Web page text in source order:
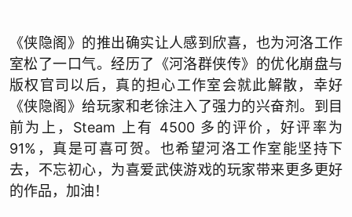
《侠隐阁》的推出确实让人感到欣喜，也为河洛工作
室松了一口气。经历了《河洛群侠传》的优化崩盘与
版权官司以后，真的担心工作室会就此解散，幸好
《侠隐阁》给玩家和老徐注入了强力的兴奋剂。到目
前为上，Steam 上有 4500 多的评价，好评率为
91%，真是可喜可贺。也希望河洛工作室能坚持下
去，不忘初心，为喜爱武侠游戏的玩家带来更多更好
的作品，加油！